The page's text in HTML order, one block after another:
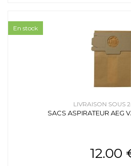
LIVRAISON SOUS
SACS ASPIRATEUR AEG
12.00
En stock